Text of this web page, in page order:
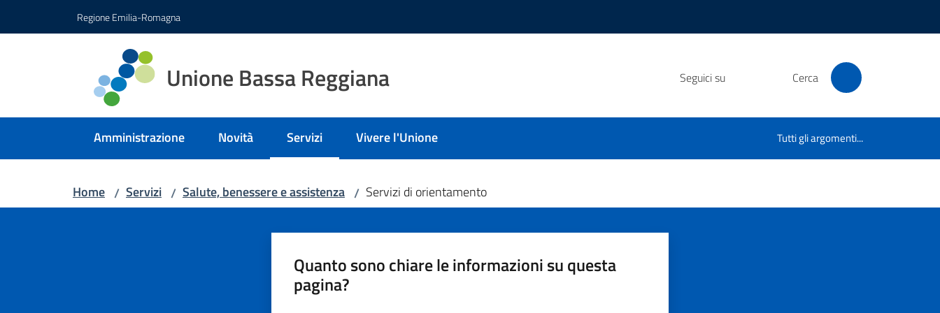
Regione Emilia-Romagna
Unione Bassa Reggiana Seguici su Cerca
Amministrazione Novità Servizi
Menu selezionatoVivere l'Unione Tutti gli argomenti...
Home / Servizi / Salute, benessere e assistenza / Servizi di orientamento
Quanto sono chiare le informazioni su questa
pagina?